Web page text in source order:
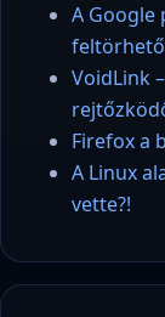
A Google
VoidLink
Firefox a
A Linux
vette?!